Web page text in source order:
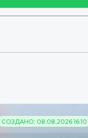
СОЗДАНО: 08.08.2026 16:10